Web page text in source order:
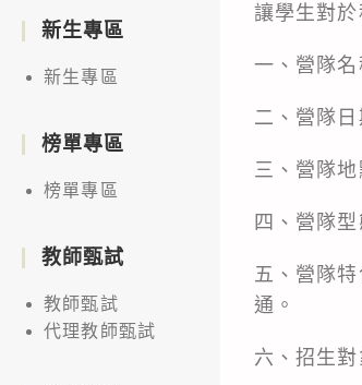
讓學生對
一、營隊名
二、營隊
三、營隊
四、營隊
五、營隊
通。
六、招生
新生專區
新生專區
榜單專區
榜單專區
教師甄試
教師甄試
代理教師甄試